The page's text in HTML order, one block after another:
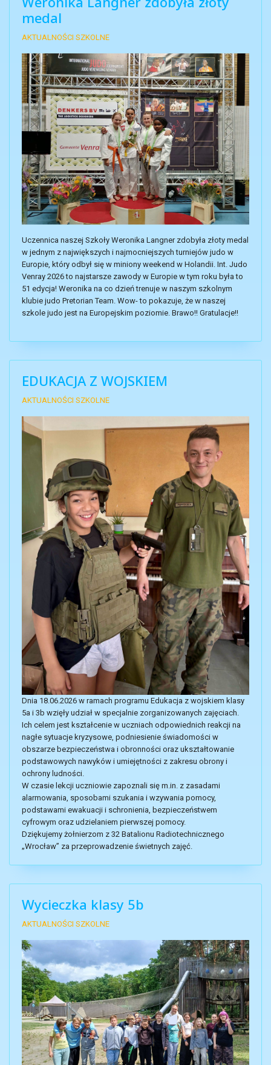
medal
AKTUALNOŚCI SZKOLNE
Uczennica naszej Szkoły Weronika Langner zdobyła złoty medal
w jednym z największych i najmocniejszych turniejów judo w
Europie, który odbył się w miniony weekend w Holandii. Int. Judo
Venray 2026 to najstarsze zawody w Europie w tym roku była to
51 edycja! Weronika na co dzień trenuje w naszym szkolnym
klubie judo Pretorian Team. Wow- to pokazuje, że w naszej
szkole judo jest na Europejskim poziomie. Brawo!! Gratulacje!!
EDUKACJA Z WOJSKIEM
AKTUALNOŚCI SZKOLNE
Dnia 18.06.2026 w ramach programu Edukacja z wojskiem klasy
5a i 3b wzięły udział w specjalnie zorganizowanych zajęciach.
Ich celem jest kształcenie w uczniach odpowiednich reakcji na
nagłe sytuacje kryzysowe, podniesienie świadomości w
obszarze bezpieczeństwa i obronności oraz ukształtowanie
podstawowych nawyków i umiejętności z zakresu obrony i
ochrony ludności.
W czasie lekcji uczniowie zapoznali się m.in. z zasadami
alarmowania, sposobami szukania i wzywania pomocy,
podstawami ewakuacji i schronienia, bezpieczeństwem
cyfrowym oraz udzielaniem pierwszej pomocy.
Dziękujemy żołnierzom z 32 Batalionu Radiotechnicznego
„Wrocław” za przeprowadzenie świetnych zajęć.
Wycieczka klasy 5b
AKTUALNOŚCI SZKOLNE